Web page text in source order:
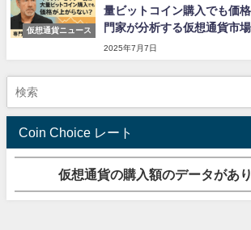
仮想通貨ニュース
量ビットコイン購入でも価
門家が分析する仮想通貨市
2025年7月7日
Coin Choice レート
仮想通貨の購入額のデータがあり